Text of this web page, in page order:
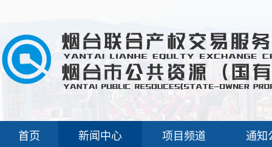
首页 新闻中心 项目频道 通知